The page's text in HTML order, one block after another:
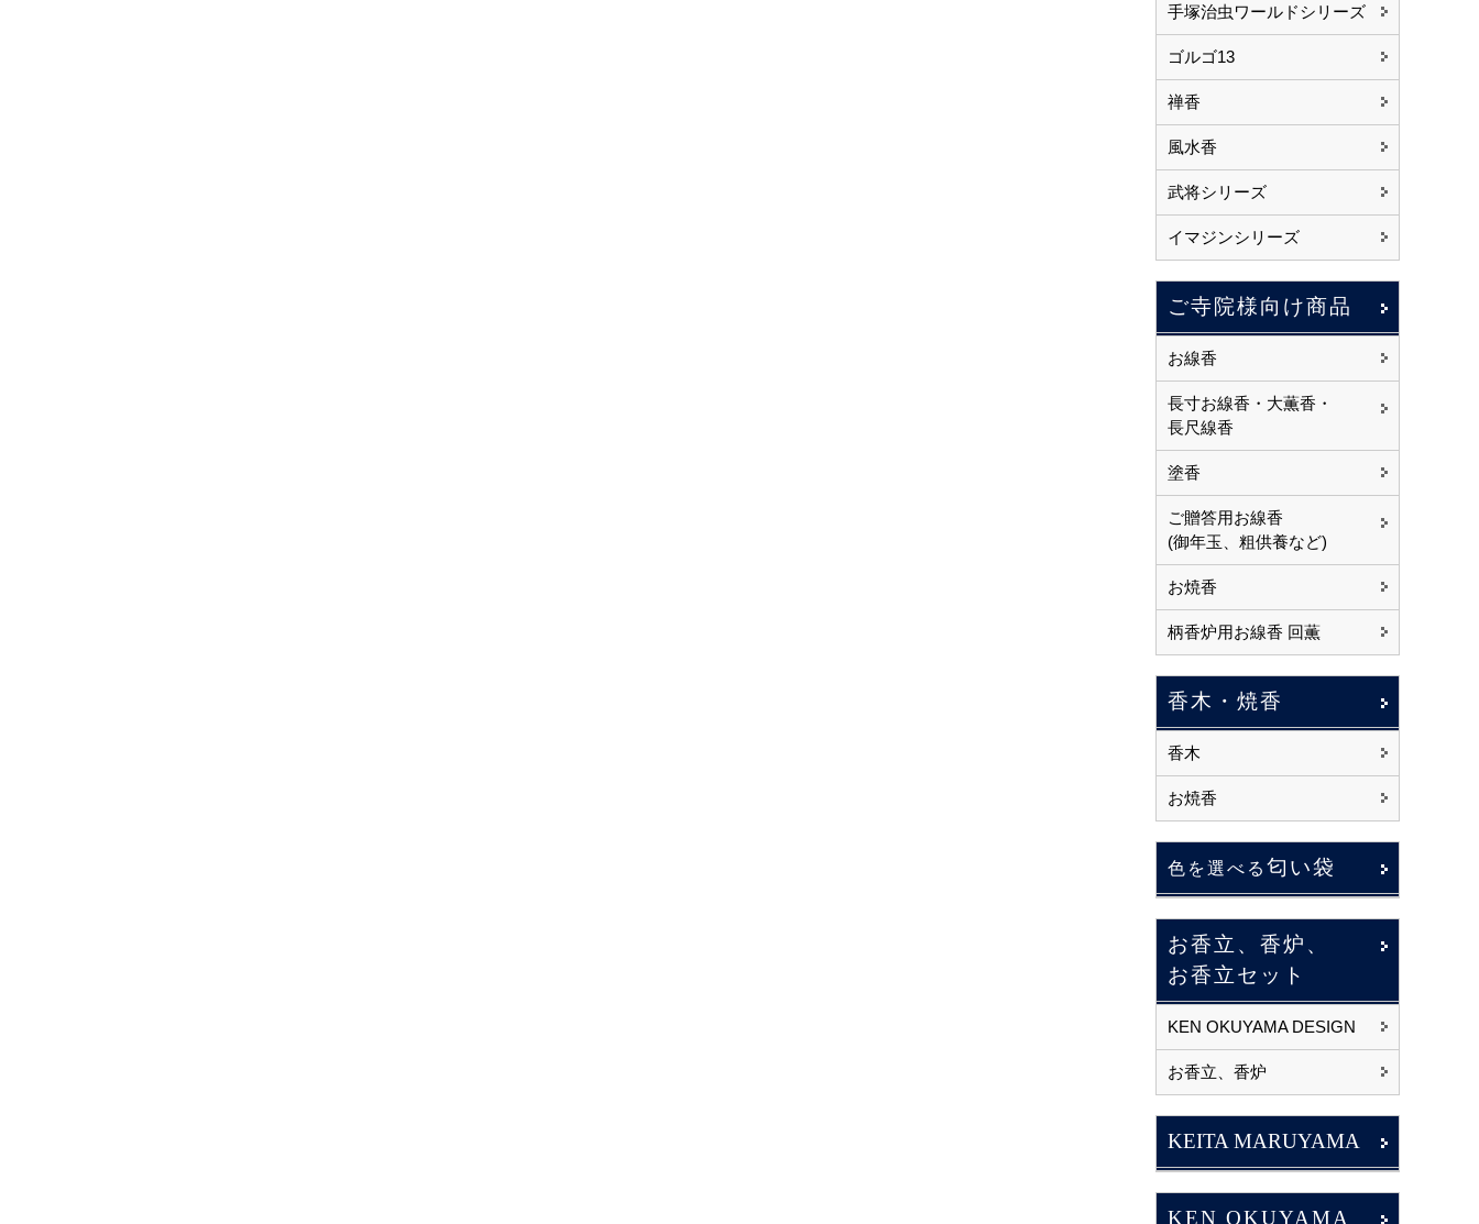
手塚治虫ワールドシリーズ
ゴルゴ13
禅香
風水香
武将シリーズ
イマジンシリーズ
ご寺院様向け商品
お線香
長寸お線香・大薫香・
長尺線香
塗香
ご贈答用お線香
(御年玉、粗供養など)
お焼香
柄香炉用お線香 回薫
香木・焼香
香木
お焼香
色を選べる 匂い袋
お香立、香炉、
お香立セット
KEN OKUYAMA DESIGN
お香立、香炉
KEITA MARUYAMA
KEN OKUYAMA